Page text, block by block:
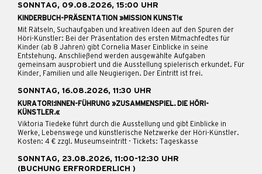
SONNTAG, 09.08.2026, 15:00 UHR
KINDERBUCH-PRÄSENTATION »MISSION KUNST!«
Mit Rätseln, Suchaufgaben und kreativen Ideen auf den Spuren der
Höri-Künstler: Bei der Präsentation des ersten Mitmachfedtes für
Kinder (ab 8 Jahren) gibt Cornelia Maser Einblicke in seine
Entstehung. Anschließend werden ausgewählte Aufgaben
gemeinsam ausprobiert und die Ausstellung spielerisch erkundet. Für
Kinder, Familien und alle Neugierigen. Der Eintritt ist frei.
SONNTAG, 16.08.2026, 11:30 UHR
KURATORI:INNEN-FÜHRUNG »ZUSAMMENSPIEL. DIE HÖRI-
KÜNSTLER.«
Viktoria Tiedeke führt durch die Ausstellung und gibt Einblicke in
Werke, Lebenswege und künstlerische Netzwerke der Höri-Künstler.
Kosten: 4 € zzgl. Museumseintritt · Tickets: Tageskasse
SONNTAG, 23.08.2026, 11:00-12:30 UHR
(BUCHUNG ERFRORDERLICH )